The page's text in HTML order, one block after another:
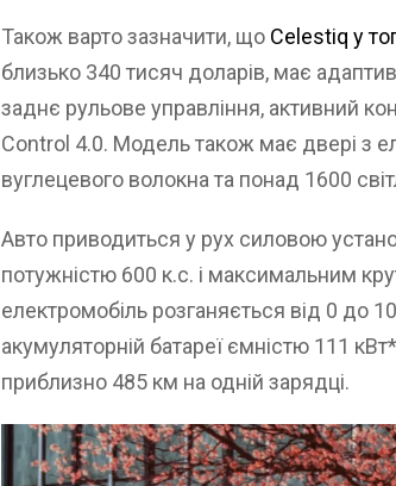
Також варто зазначити, що Celestiq у
близько 340 тисяч доларів, має
заднє рульове управління, активний
Control 4.0. Модель також має двері з
вуглецевого волокна та понад 1600
Авто приводиться у рух силовою
потужністю 600 к.с. і максимальним
електромобіль розганяється від 0 до
акумуляторній батареї ємністю 111
приблизно 485 км на одній зарядці.